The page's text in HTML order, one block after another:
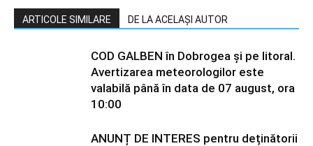
ARTICOLE SIMILARE DE LA ACELAȘI AUTOR
COD GALBEN în Dobrogea și pe litoral.
Avertizarea meteorologilor este
valabilă până în data de 07 august, ora
10:00
ANUNȚ DE INTERES pentru deținătorii